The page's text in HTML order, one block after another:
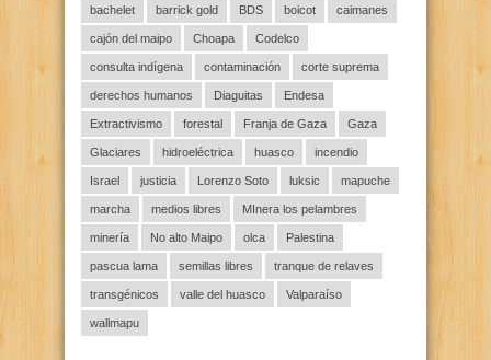
bachelet barrick gold BDS boicot caimanes
cajón del maipo Choapa Codelco
consulta indígena contaminación corte suprema
derechos humanos Diaguitas Endesa
Extractivismo forestal Franja de Gaza Gaza
Glaciares hidroeléctrica huasco incendio
Israel justicia Lorenzo Soto luksic mapuche
marcha medios libres MInera los pelambres
minería No alto Maipo olca Palestina
pascua lama semillas libres tranque de relaves
transgénicos valle del huasco Valparaíso
wallmapu